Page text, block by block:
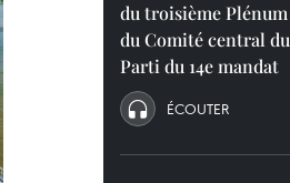
du troisième Plénum
du Comité central du
Parti du 14e mandat
ÉCOUTER